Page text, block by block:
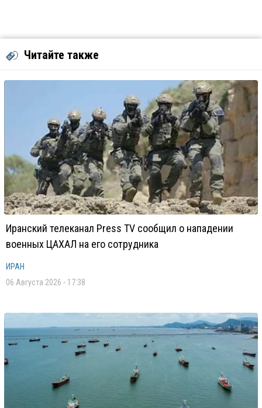
Читайте также
Иранский телеканал Press TV сообщил о нападении
военных ЦАХАЛ на его сотрудника
ИРАН
06 Августа 2026 - 17:38